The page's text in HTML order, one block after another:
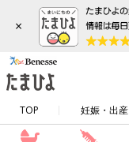
×
TOP 妊娠・出産